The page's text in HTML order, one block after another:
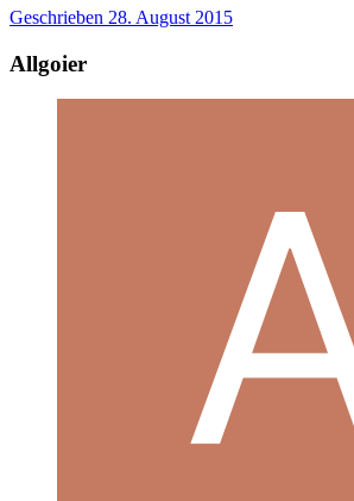
Geschrieben 28. August 2015
Allgoier